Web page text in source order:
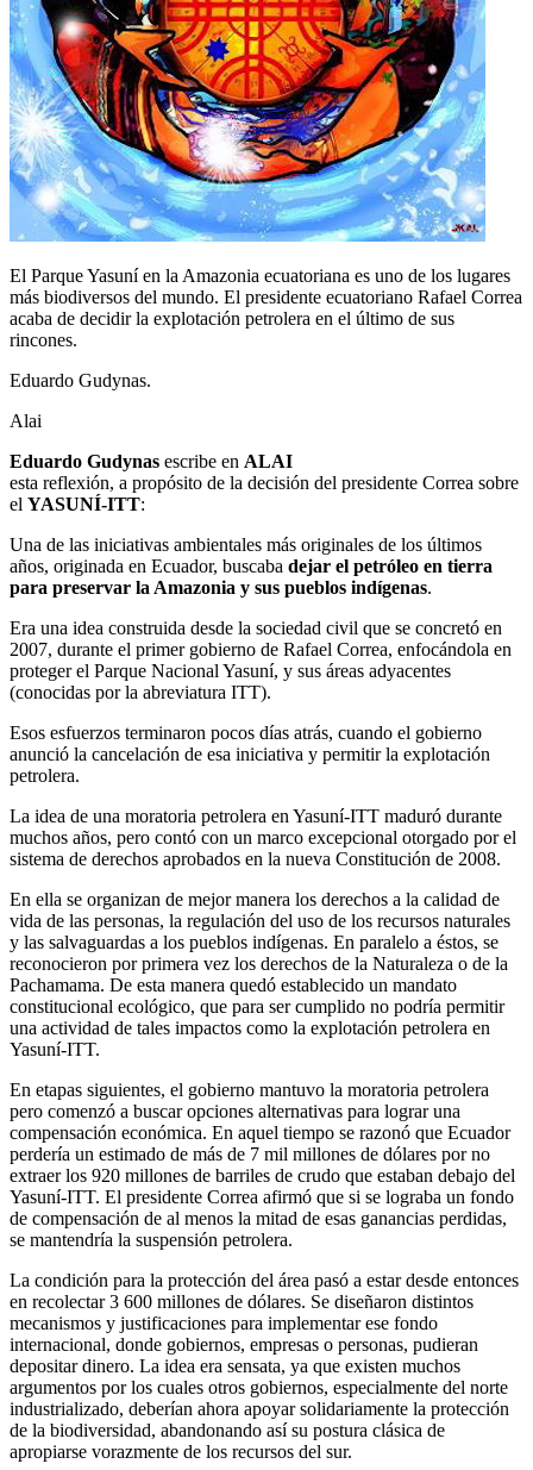
El Parque Yasuní en la Amazonia ecuatoriana es uno de los lugares
más biodiversos del mundo. El presidente ecuatoriano Rafael Correa
acaba de decidir la explotación petrolera en el último de sus
rincones.
Eduardo Gudynas.
Alai
Eduardo Gudynas escribe en ALAI
esta reflexión, a propósito de la decisión del presidente Correa sobre
el YASUNÍ-ITT:
Una de las iniciativas ambientales más originales de los últimos
años, originada en Ecuador, buscaba dejar el petróleo en tierra
para preservar la Amazonia y sus pueblos indígenas.
Era una idea construida desde la sociedad civil que se concretó en
2007, durante el primer gobierno de Rafael Correa, enfocándola en
proteger el Parque Nacional Yasuní, y sus áreas adyacentes
(conocidas por la abreviatura ITT).
Esos esfuerzos terminaron pocos días atrás, cuando el gobierno
anunció la cancelación de esa iniciativa y permitir la explotación
petrolera.
La idea de una moratoria petrolera en Yasuní-ITT maduró durante
muchos años, pero contó con un marco excepcional otorgado por el
sistema de derechos aprobados en la nueva Constitución de 2008.
En ella se organizan de mejor manera los derechos a la calidad de
vida de las personas, la regulación del uso de los recursos naturales
y las salvaguardas a los pueblos indígenas. En paralelo a éstos, se
reconocieron por primera vez los derechos de la Naturaleza o de la
Pachamama. De esta manera quedó establecido un mandato
constitucional ecológico, que para ser cumplido no podría permitir
una actividad de tales impactos como la explotación petrolera en
Yasuní-ITT.
En etapas siguientes, el gobierno mantuvo la moratoria petrolera
pero comenzó a buscar opciones alternativas para lograr una
compensación económica. En aquel tiempo se razonó que Ecuador
perdería un estimado de más de 7 mil millones de dólares por no
extraer los 920 millones de barriles de crudo que estaban debajo del
Yasuní-ITT. El presidente Correa afirmó que si se lograba un fondo
de compensación de al menos la mitad de esas ganancias perdidas,
se mantendría la suspensión petrolera.
La condición para la protección del área pasó a estar desde entonces
en recolectar 3 600 millones de dólares. Se diseñaron distintos
mecanismos y justificaciones para implementar ese fondo
internacional, donde gobiernos, empresas o personas, pudieran
depositar dinero. La idea era sensata, ya que existen muchos
argumentos por los cuales otros gobiernos, especialmente del norte
industrializado, deberían ahora apoyar solidariamente la protección
de la biodiversidad, abandonando así su postura clásica de
apropiarse vorazmente de los recursos del sur.